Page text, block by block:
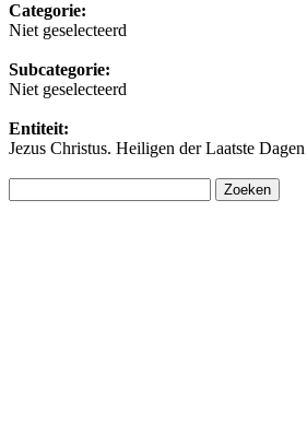
Categorie:
Niet geselecteerd
Subcategorie:
Niet geselecteerd
Entiteit:
Jezus Christus. Heiligen der Laatste Dagen